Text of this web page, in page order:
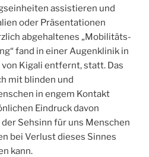
assistieren und
oder Präsentationen
abgehaltenes „Mobilitäts-
fand in einer Augenklinik in
von Kigali entfernt, statt. Das
mit blinden und
in engem Kontakt
Eindruck davon
Sehsinn für uns Menschen
bei Verlust dieses Sinnes
kann.